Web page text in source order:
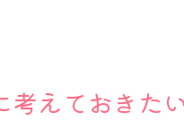
考えておきた